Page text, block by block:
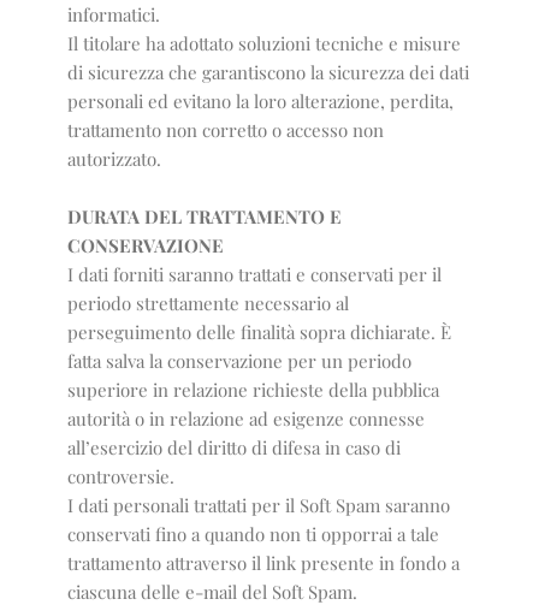
informatici.
Il titolare ha adottato soluzioni tecniche e misure
di sicurezza che garantiscono la sicurezza dei dati
personali ed evitano la loro alterazione, perdita,
trattamento non corretto o accesso non
autorizzato.
DURATA DEL TRATTAMENTO E
CONSERVAZIONE
I dati forniti saranno trattati e conservati per il
periodo strettamente necessario al
perseguimento delle finalità sopra dichiarate. È
fatta salva la conservazione per un periodo
superiore in relazione richieste della pubblica
autorità o in relazione ad esigenze connesse
all’esercizio del diritto di difesa in caso di
controversie.
I dati personali trattati per il Soft Spam saranno
conservati fino a quando non ti opporrai a tale
trattamento attraverso il link presente in fondo a
ciascuna delle e-mail del Soft Spam.